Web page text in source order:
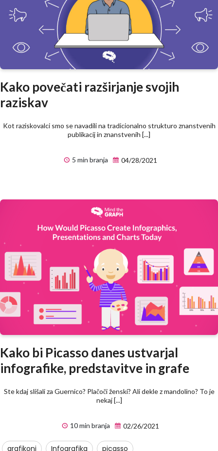
Kako povečati razširjanje svojih
raziskav
Kot raziskovalci smo se navadili na tradicionalno strukturo znanstvenih
publikacij in znanstvenih [...]
5 min branja 04/28/2021
Kako bi Picasso danes ustvarjal
infografike, predstavitve in grafe
Ste kdaj slišali za Guernico? Plačoči ženski? Ali dekle z mandolino? To je
nekaj [...]
10 min branja 02/26/2021
grafikoni Infografika picasso